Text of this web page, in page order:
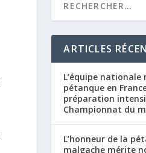
ARTICLES
L’équipe nationale
pétanque en
préparation
Championnat du
L’honneur de la
malgache mérite